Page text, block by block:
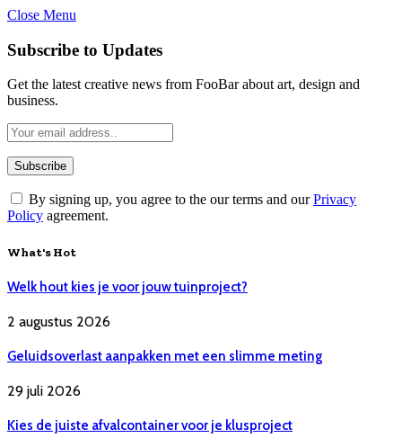
Close Menu
Subscribe to Updates
Get the latest creative news from FooBar about art, design and
business.
By signing up, you agree to the our terms and ourPrivacy
Policy agreement.
What's Hot
Welk hout kies je voor jouw tuinproject?
2 augustus 2026
Geluidsoverlast aanpakken met een slimme meting
29 juli 2026
Kies de juiste afvalcontainer voor je klusproject